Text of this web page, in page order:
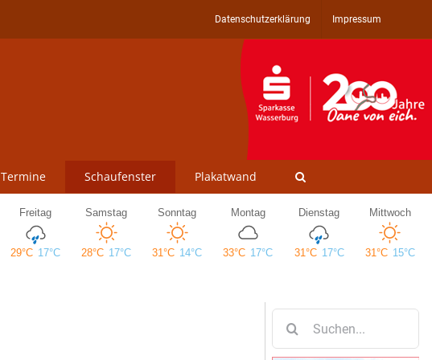
Datenschutzerklärung Impressum
Termine Schaufenster Plakatwand
nach: